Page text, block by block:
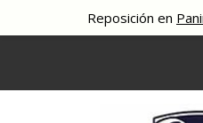
Reposición en